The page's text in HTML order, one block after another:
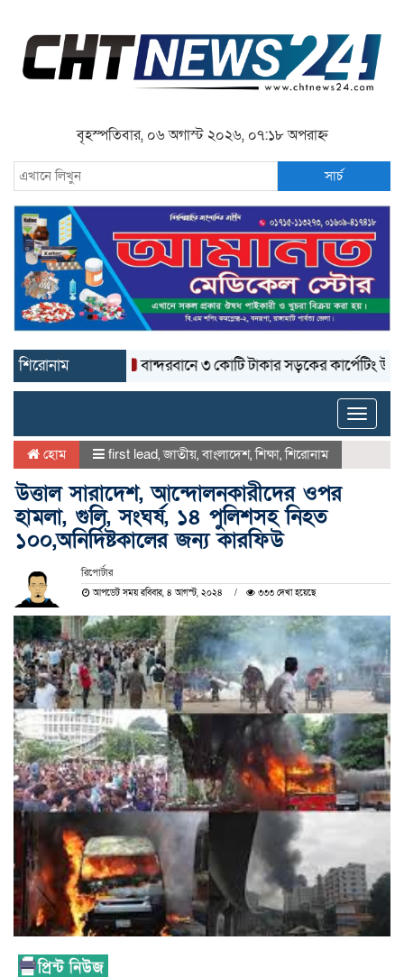
বৃহস্পতিবার, ০৬ অগাস্ট ২০২৬, ০৭:১৮ অপরাহ্ন
সার্চ
শিরোনাম বান্দরবানে ৩ কোটি টাকার সড়কের কার্পেটিং উঠে যাচ্ছে
Toggle
হোম first lead,জাতীয়,বাংলাদেশ,শিক্ষা,শিরোনাম
উত্তাল সারাদেশ, আন্দোলনকারীদের ওপর
হামলা, গুলি, সংঘর্ষ, ১৪ পুলিশসহ নিহত
১০০,অনির্দিষ্টকালের জন্য কারফিউ
রিপোর্টার
আপডেট সময় রবিবার, ৪ আগস্ট, ২০২৪ ৩৩৩ দেখা হয়েছে